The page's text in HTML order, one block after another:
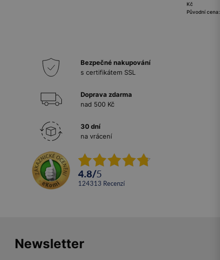
Kč
Původní
Bezpečné nakupování
s certifikátem SSL
Doprava zdarma
nad 500 Kč
30 dní
na vrácení
4.8/5
124313 recenzí
Newsletter